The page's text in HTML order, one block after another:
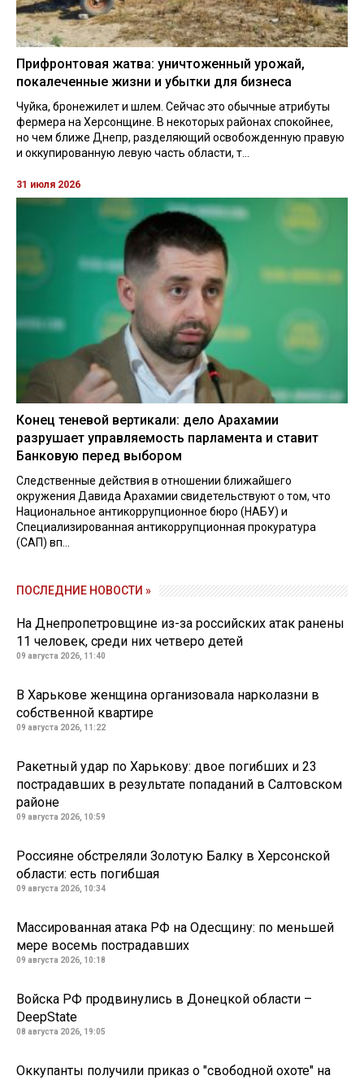
Прифронтовая жатва: уничтоженный урожай,
покалеченные жизни и убытки для бизнеса
Чуйка, бронежилет и шлем. Сейчас это обычные атрибуты
фермера на Херсонщине. В некоторых районах спокойнее,
но чем ближе Днепр, разделяющий освобожденную правую
и оккупированную левую часть области, т...
31 июля 2026
Конец теневой вертикали: дело Арахамии
разрушает управляемость парламента и ставит
Банковую перед выбором
Следственные действия в отношении ближайшего
окружения Давида Арахамии свидетельствуют о том, что
Национальное антикоррупционное бюро (НАБУ) и
Специализированная антикоррупционная прокуратура
(САП) вп...
ПОСЛЕДНИЕ НОВОСТИ »
На Днепропетровщине из-за российских атак ранены
11 человек, среди них четверо детей
09 августа 2026, 11:40
В Харькове женщина организовала нарколазни в
собственной квартире
09 августа 2026, 11:22
Ракетный удар по Харькову: двое погибших и 23
пострадавших в результате попаданий в Салтовском
районе
09 августа 2026, 10:59
Россияне обстреляли Золотую Балку в Херсонской
области: есть погибшая
09 августа 2026, 10:34
Массированная атака РФ на Одесщину: по меньшей
мере восемь пострадавших
09 августа 2026, 10:18
Войска РФ продвинулись в Донецкой области –
DeepState
08 августа 2026, 19:05
Оккупанты получили приказ о "свободной охоте" на